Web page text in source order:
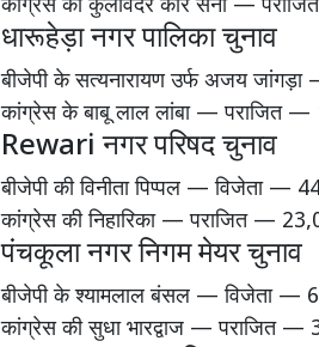
कांग्रेस की कुलविंदर कौर सैनी —
धारूहेड़ा नगर पालिका चुनाव
बीजेपी के सत्यनारायण उर्फ अजय
कांग्रेस के बाबू लाल लांबा — पराजित —
Rewari नगर परिषद चुनाव
बीजेपी की विनीता पिप्पल — विजेता —
कांग्रेस की निहारिका — पराजित —
पंचकूला नगर निगम मेयर चुनाव
बीजेपी के श्यामलाल बंसल — विजेता —
कांग्रेस की सुधा भारद्वाज — पराजित —